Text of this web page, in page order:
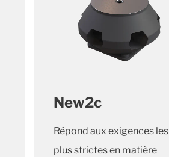
New2c
Répond aux exigences les
plus strictes en matière